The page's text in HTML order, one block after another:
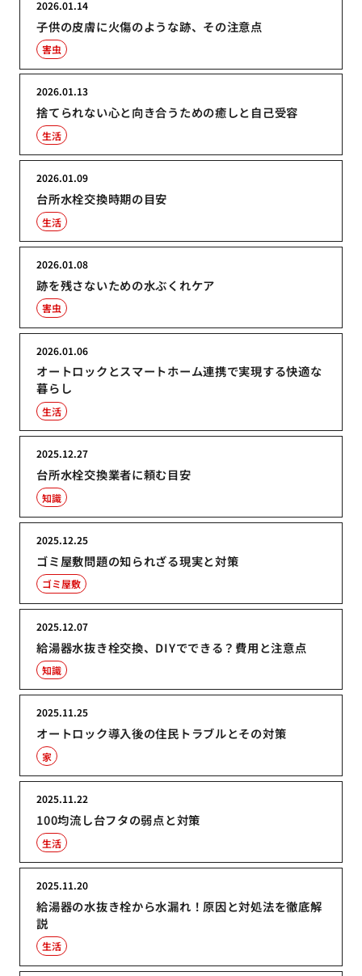
子供の皮膚に火傷のような跡、その注意点
2026.01.14
害虫
捨てられない心と向き合うための癒しと自己受容
2026.01.13
生活
台所水栓交換時期の目安
2026.01.09
生活
跡を残さないための水ぶくれケア
2026.01.08
害虫
オートロックとスマートホーム連携で実現する快適な
暮らし
2026.01.06
生活
台所水栓交換業者に頼む目安
2025.12.27
知識
ゴミ屋敷問題の知られざる現実と対策
2025.12.25
ゴミ屋敷
給湯器水抜き栓交換、DIYでできる？費用と注意点
2025.12.07
知識
オートロック導入後の住民トラブルとその対策
2025.11.25
家
100均流し台フタの弱点と対策
2025.11.22
生活
給湯器の水抜き栓から水漏れ！原因と対処法を徹底解
説
2025.11.20
生活